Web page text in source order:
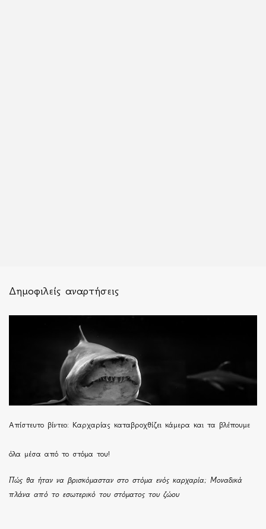
Δημοφιλείς αναρτήσεις
Απίστευτο βίντεο: Καρχαρίας καταβροχθίζει κάμερα και τα βλέπουμε
όλα μέσα από το στόμα του!
Πώς θα ήταν να βρισκόμασταν στο στόμα ενός καρχαρία; Μοναδικά
πλάνα από το εσωτερικό του στόματος του ζώου